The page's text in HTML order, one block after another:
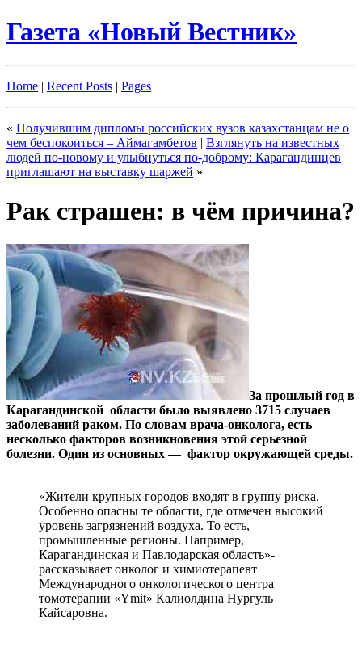
Газета «Новый Вестник»
Home | Recent Posts | Pages
« Получившим дипломы российских вузов казахстанцам не о
чем беспокоиться – Аймагамбетов | Взглянуть на известных
людей по-новому и улыбнуться по-доброму: Карагандинцев
приглашают на выставку шаржей »
Рак страшен: в чём причина?
За прошлый год в
Карагандинской области было выявлено 3715 случаев
заболеваний раком. По словам врача-онколога, есть
несколько факторов возникновения этой серьезной
болезни. Один из основных — фактор окружающей среды.
«Жители крупных городов входят в группу риска.
Особенно опасны те области, где отмечен высокий
уровень загрязнений воздуха. То есть,
промышленные регионы. Например,
Карагандинская и Павлодарская область»-
рассказывает онколог и химиотерапевт
Международного онкологического центра
томотерапии «Ymit» Калиолдина Нургуль
Кайсаровна.